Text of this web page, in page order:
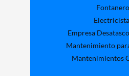
Empresa
Mantenimiento
Mantenimientos